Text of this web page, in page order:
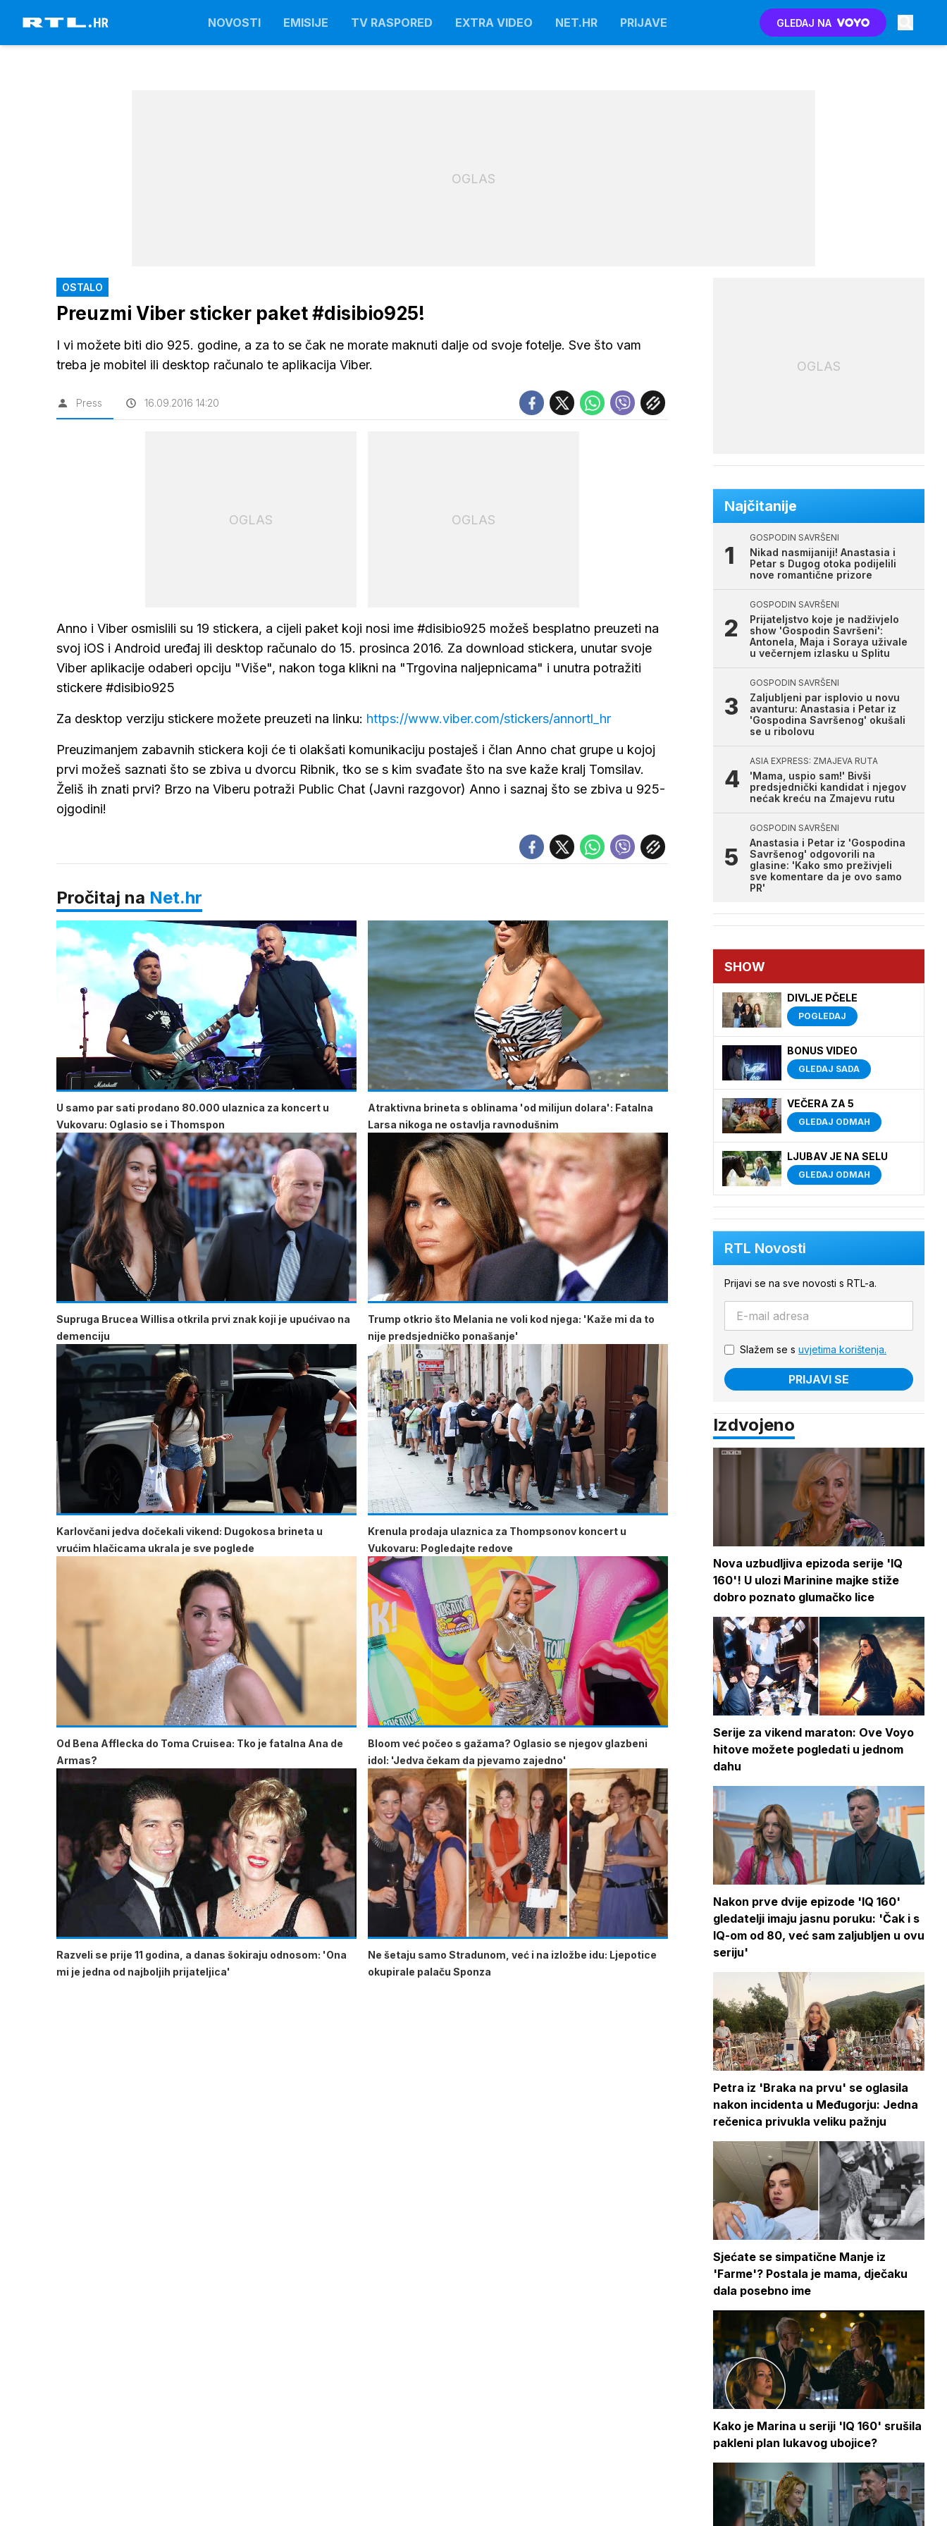
NOVOSTI EMISIJE TV RASPORED EXTRA VIDEO NET.HR PRIJAVE GLEDAJ NA
OGLAS
OSTALO
Preuzmi Viber sticker paket #disibio925!
I vi možete biti dio 925. godine, a za to se čak ne morate maknuti dalje od svoje fotelje. Sve što vam
treba je mobitel ili desktop računalo te aplikacija Viber.
Press 16.09.2016 14:20
OGLAS OGLAS
Anno i Viber osmislili su 19 stickera, a cijeli paket koji nosi ime #disibio925 možeš besplatno preuzeti na
svoj iOS i Android uređaj ili desktop računalo do 15. prosinca 2016. Za download stickera, unutar svoje
Viber aplikacije odaberi opciju "Više", nakon toga klikni na "Trgovina naljepnicama" i unutra potražiti
stickere #disibio925
Za desktop verziju stickere možete preuzeti na linku: https://www.viber.com/stickers/annortl_hr
Preuzimanjem zabavnih stickera koji će ti olakšati komunikaciju postaješ i član Anno chat grupe u kojoj
prvi možeš saznati što se zbiva u dvorcu Ribnik, tko se s kim svađate što na sve kaže kralj Tomsilav.
Želiš ih znati prvi? Brzo na Viberu potraži Public Chat (Javni razgovor) Anno i saznaj što se zbiva u 925-
ojgodini!
Pročitaj na Net.hr
U samo par sati prodano 80.000 ulaznica za koncert u
Vukovaru: Oglasio se i Thomspon
Atraktivna brineta s oblinama 'od milijun dolara': Fatalna
Larsa nikoga ne ostavlja ravnodušnim
Supruga Brucea Willisa otkrila prvi znak koji je upućivao na
demenciju
Trump otkrio što Melania ne voli kod njega: 'Kaže mi da to
nije predsjedničko ponašanje'
Karlovčani jedva dočekali vikend: Dugokosa brineta u
vrućim hlačicama ukrala je sve poglede
Krenula prodaja ulaznica za Thompsonov koncert u
Vukovaru: Pogledajte redove
Od Bena Afflecka do Toma Cruisea: Tko je fatalna Ana de
Armas?
Bloom već počeo s gažama? Oglasio se njegov glazbeni
idol: 'Jedva čekam da pjevamo zajedno'
Razveli se prije 11 godina, a danas šokiraju odnosom: 'Ona
mi je jedna od najboljih prijateljica'
Ne šetaju samo Stradunom, već i na izložbe idu: Ljepotice
okupirale palaču Sponza
OGLAS
Najčitanije
GOSPODIN SAVRŠENI
Nikad nasmijaniji! Anastasia i
Petar s Dugog otoka podijelili
nove romantične prizore
GOSPODIN SAVRŠENI
Prijateljstvo koje je nadživjelo
show 'Gospodin Savršeni':
Antonela, Maja i Soraya uživale
u večernjem izlasku u Splitu
GOSPODIN SAVRŠENI
Zaljubljeni par isplovio u novu
avanturu: Anastasia i Petar iz
'Gospodina Savršenog' okušali
se u ribolovu
ASIA EXPRESS: ZMAJEVA RUTA
'Mama, uspio sam!' Bivši
predsjednički kandidat i njegov
nećak kreću na Zmajevu rutu
GOSPODIN SAVRŠENI
Anastasia i Petar iz 'Gospodina
Savršenog' odgovorili na
glasine: 'Kako smo preživjeli
sve komentare da je ovo samo
PR'
SHOW
DIVLJE PČELE
POGLEDAJ
BONUS VIDEO
GLEDAJ SADA
VEČERA ZA 5
GLEDAJ ODMAH
LJUBAV JE NA SELU
GLEDAJ ODMAH
RTL Novosti
Prijavi se na sve novosti s RTL-a.
Slažem se s uvjetima korištenja.
PRIJAVI SE
Izdvojeno
Nova uzbudljiva epizoda serije 'IQ
160'! U ulozi Marinine majke stiže
dobro poznato glumačko lice
Serije za vikend maraton: Ove Voyo
hitove možete pogledati u jednom
dahu
Nakon prve dvije epizode 'IQ 160'
gledatelji imaju jasnu poruku: 'Čak i s
IQ-om od 80, već sam zaljubljen u ovu
seriju'
Petra iz 'Braka na prvu' se oglasila
nakon incidenta u Međugorju: Jedna
rečenica privukla veliku pažnju
Sjećate se simpatične Manje iz
'Farme'? Postala je mama, dječaku
dala posebno ime
Kako je Marina u seriji 'IQ 160' srušila
pakleni plan lukavog ubojice?